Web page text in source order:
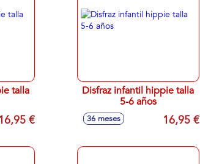
talla
16,95 €
Disfraz infantil hippie talla
5-6 años
36 meses 16,95 €